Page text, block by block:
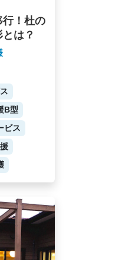
行！杜の
は？
B型
ビス